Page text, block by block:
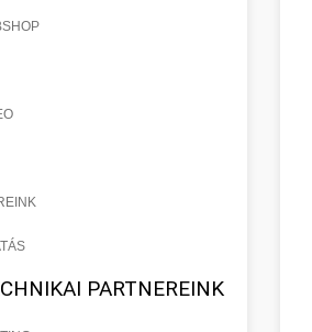
PARTNEREINK